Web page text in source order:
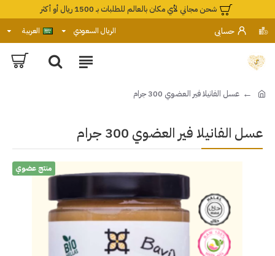
شحن مجاني لأي مكان بالعالم للطلبات بـ 1500 ريال أو أكثر
حسابي
الريال السعودي العربية
عسل الفانيلا فير العضوي 300 جرام
عسل الفانيلا فير العضوي 300 جرام
منتج عضوي